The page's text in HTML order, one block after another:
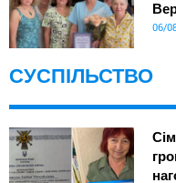
06/
СУСПІЛЬСТВО